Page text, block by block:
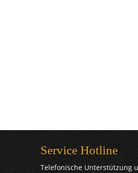
Service Hotline
Telefonische Unterstützung